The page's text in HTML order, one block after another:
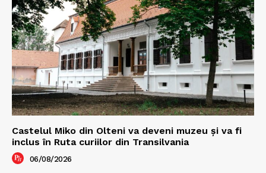
Castelul Miko din Olteni va deveni muzeu şi va fi
inclus în Ruta curiilor din Transilvania
06/08/2026